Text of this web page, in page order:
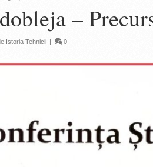
–
Istoria Tehnicii | 0